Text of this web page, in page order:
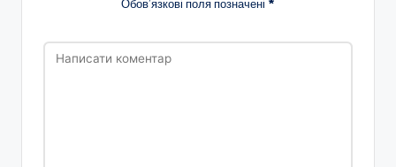
Обов’язкові поля позначені *